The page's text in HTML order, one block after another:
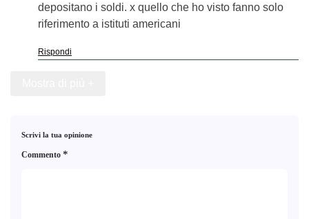
depositano i soldi. x quello che ho visto fanno solo
riferimento a istituti americani
Rispondi
Scrivi la tua opinione
Commento *